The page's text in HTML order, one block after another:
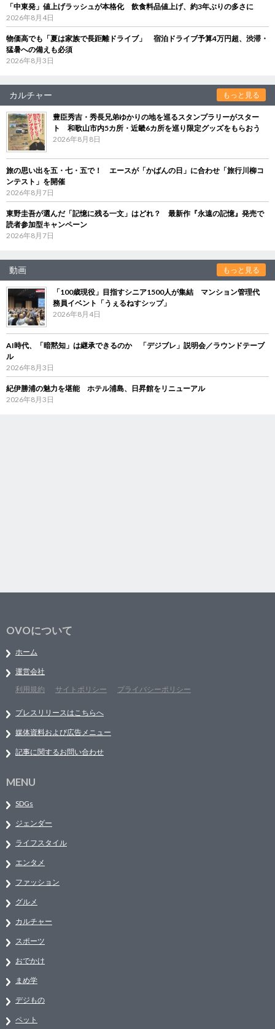
「中東発」値上げラッシュが本格化 飲食料品値上げ、約3年ぶりの多さに
2026年8月4日
物価高でも「夏は家族で長距離ドライブ」 宿泊ドライブ予算4万円超、渋滞・
猛暑への備えも必須
2026年8月3日
カルチャー もっと見る
豊臣秀吉・秀長兄弟ゆかりの地を巡るスタンプラリーがスター
ト 和歌山市内5カ所・近畿6カ所を巡り限定グッズをもらおう
2026年8月8日
旅の思い出を五・七・五で！ エースが「かばんの日」に合わせ「旅行川柳コ
ンテスト」を開催
2026年8月7日
東野圭吾が選んだ「記憶に残る一文」はどれ？ 最新作『永遠の記憶』発売で
読者参加型キャンペーン
2026年8月7日
動画 もっと見る
「100歳現役」目指すシニア1500人が集結 マンション管理代
務員イベント「うぇるねすシップ」
2026年8月4日
AI時代、「暗黙知」は継承できるのか 「デジブレ」説明会／ラウンドテーブ
ル
2026年8月3日
紀伊勝浦の魅力を堪能 ホテル浦島、日昇館をリニューアル
2026年8月3日
OVOについて
ホーム
運営会社
利用規約
サイトポリシー プライバシーポリシー
プレスリリースはこちらへ
媒体資料および広告メニュー
記事に関するお問い合わせ
MENU
SDGs
ジェンダー
ライフスタイル
エンタメ
ファッション
グルメ
カルチャー
スポーツ
おでかけ
まめ学
デジもの
ペット